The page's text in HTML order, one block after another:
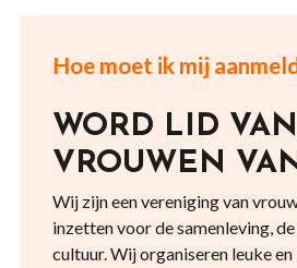
Hoe moet ik mij
WORD LID
VROUWEN
Wij zijn een vereniging van
inzetten voor de samenleving,
cultuur. Wij organiseren leuke en